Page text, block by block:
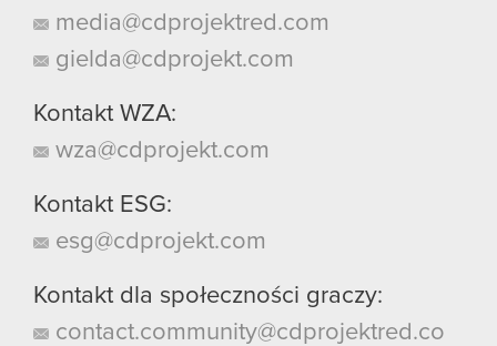
media@cdprojektred.com
gielda@cdprojekt.com
Kontakt WZA:
wza@cdprojekt.com
Kontakt ESG:
esg@cdprojekt.com
Kontakt dla społeczności graczy:
contact.community@cdprojektred.co